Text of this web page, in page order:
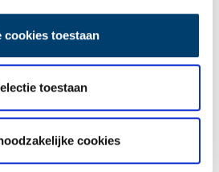
cookies toestaan
toestaan
cookies
van de mooiste verhalen en het
Schrijf u dan nu in voor onze